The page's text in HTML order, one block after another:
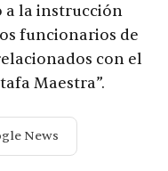
a la instrucción
funcionarios de
con el
Maestra”.
News